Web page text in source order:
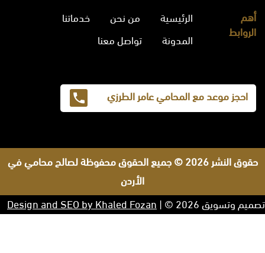
أهم
الروابط
الرئيسية من نحن
خدماتنا
المدونة
تواصل معنا
احجز موعد مع المحامي عامر الطرزي
حقوق النشر 2026 © جميع الحقوق محفوظة لصالح محامي في
الأردن
تصميم وتسويق 2026 © |
Design and SEO by Khaled Fozan